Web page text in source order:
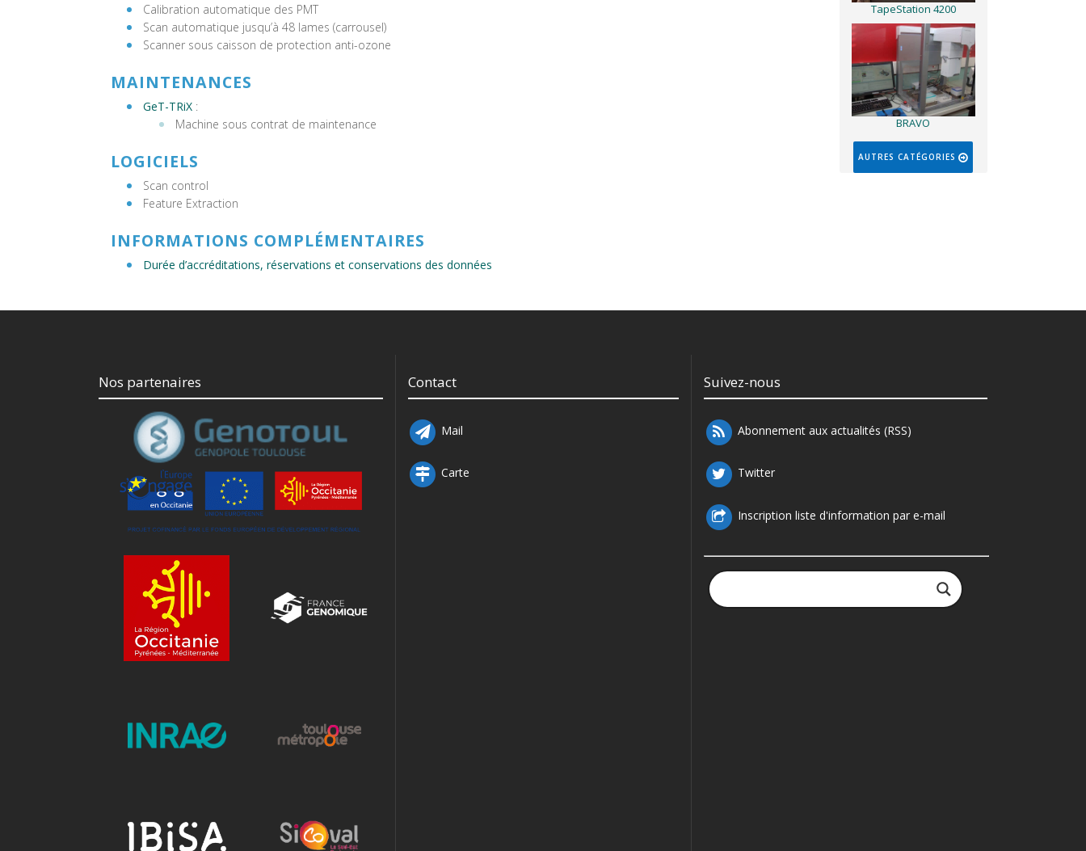
Calibration automatique des PMT
Scan automatique jusqu’à 48 lames (carrousel)
Scanner sous caisson de protection anti-ozone
MAINTENANCES
GeT-TRiX :
Machine sous contrat de maintenance
LOGICIELS
Scan control
Feature Extraction
INFORMATIONS COMPLÉMENTAIRES
Durée d’accréditations, réservations et conservations des données
TapeStation 4200
BRAVO
AUTRES CATÉGORIES
Nos partenaires Contact
Mail
Carte
Suivez-nous
Abonnement aux actualités (RSS)
Twitter
Inscription liste d'information par e-mail